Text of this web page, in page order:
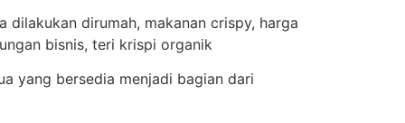
yang bersedia menjadi bagian dari